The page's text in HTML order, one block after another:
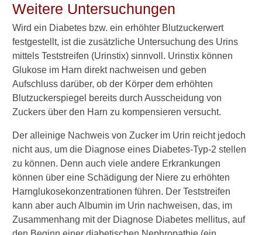
Weitere Untersuchungen
Wird ein Diabetes bzw. ein erhöhter Blutzuckerwert
festgestellt, ist die zusätzliche Untersuchung des Urins
mittels Teststreifen (Urinstix) sinnvoll. Urinstix können
Glukose im Harn direkt nachweisen und geben
Aufschluss darüber, ob der Körper dem erhöhten
Blutzuckerspiegel bereits durch Ausscheidung von
Zuckers über den Harn zu kompensieren versucht.
Der alleinige Nachweis von Zucker im Urin reicht jedoch
nicht aus, um die Diagnose eines Diabetes-Typ-2 stellen
zu können. Denn auch viele andere Erkrankungen
können über eine Schädigung der Niere zu erhöhten
Harnglukosekonzentrationen führen. Der Teststreifen
kann aber auch Albumin im Urin nachweisen, das, im
Zusammenhang mit der Diagnose Diabetes mellitus, auf
h
n
g
e
s
i
n
d
e
i
e
r
d
a
c